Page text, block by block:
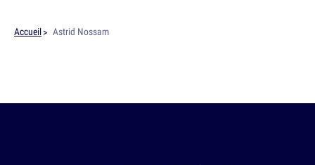
Accueil Astrid Nossam